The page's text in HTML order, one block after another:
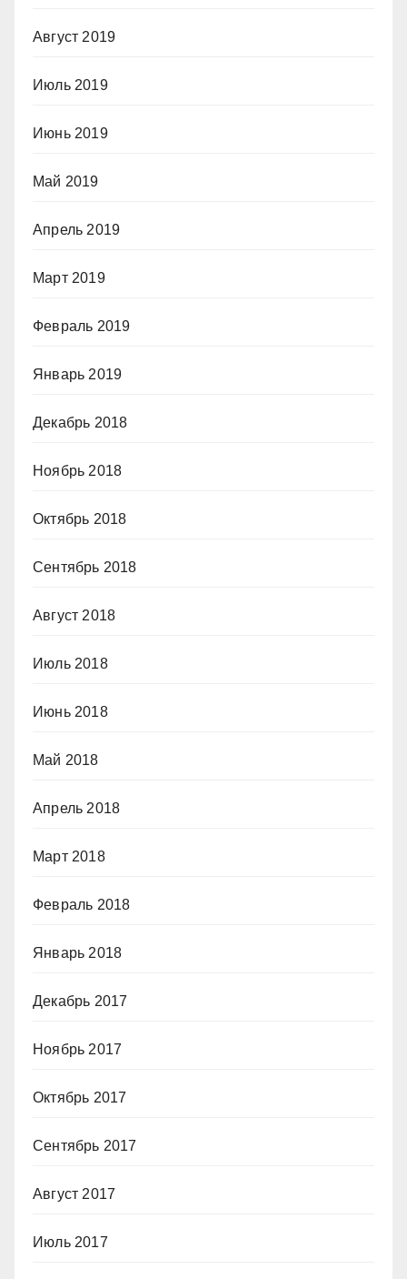
Август 2019
Июль 2019
Июнь 2019
Май 2019
Апрель 2019
Март 2019
Февраль 2019
Январь 2019
Декабрь 2018
Ноябрь 2018
Октябрь 2018
Сентябрь 2018
Август 2018
Июль 2018
Июнь 2018
Май 2018
Апрель 2018
Март 2018
Февраль 2018
Январь 2018
Декабрь 2017
Ноябрь 2017
Октябрь 2017
Сентябрь 2017
Август 2017
Июль 2017